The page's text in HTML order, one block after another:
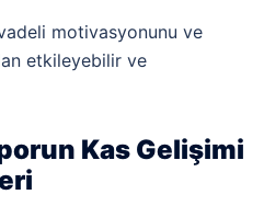
motivasyonunu ve
etkileyebilir ve
Kas Gelişimi